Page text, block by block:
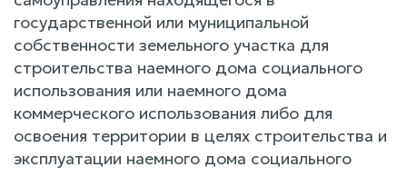
государственной или муниципальной
собственности земельного участка для
строительства наемного дома социального
использования или наемного дома
коммерческого использования либо для
освоения территории в целях строительства и
эксплуатации наемного дома социального